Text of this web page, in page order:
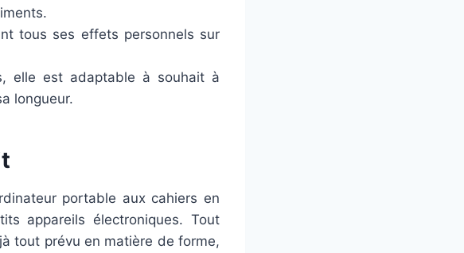
tous ses effets personnels sur
elle est adaptable à souhait à
longueur.
portable aux cahiers en
appareils électroniques. Tout
tout prévu en matière de forme,